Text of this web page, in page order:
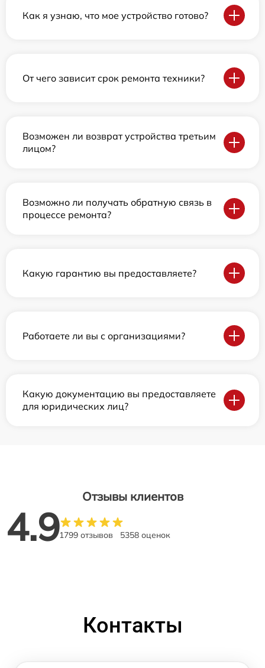
Как я узнаю, что мое устройство готово?
От чего зависит срок ремонта техники?
Возможен ли возврат устройства третьим
лицом?
Возможно ли получать обратную связь в
процессе ремонта?
Какую гарантию вы предоставляете?
Работаете ли вы с организациями?
Какую документацию вы предоставляете
для юридических лиц?
Отзывы клиентов
4.91799 отзывов 5358 оценок
Контакты